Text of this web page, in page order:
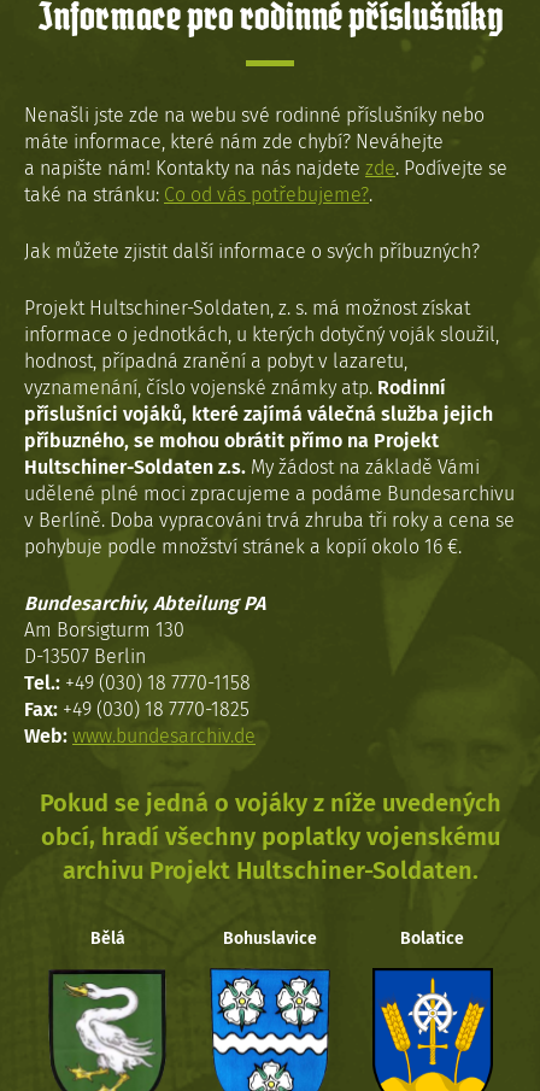
Informace pro rodinné příslušníky
Nenašli jste zde na webu své rodinné příslušníky nebo
máte informace, které nám zde chybí? Neváhejte
a napište nám! Kontakty na nás najdete zde. Podívejte se
také na stránku: Co od vás potřebujeme?.
Jak můžete zjistit další informace o svých příbuzných?
Projekt Hultschiner-Soldaten, z. s. má možnost získat
informace o jednotkách, u kterých dotyčný voják sloužil,
hodnost, případná zranění a pobyt v lazaretu,
vyznamenání, číslo vojenské známky atp. Rodinní
příslušníci vojáků, které zajímá válečná služba jejich
příbuzného, se mohou obrátit přímo na Projekt
Hultschiner-Soldaten z.s. My žádost na základě Vámi
udělené plné moci zpracujeme a podáme Bundesarchivu
v Berlíně. Doba vypracováni trvá zhruba tři roky a cena se
pohybuje podle množství stránek a kopií okolo 16 €.
Bundesarchiv, Abteilung PA
Am Borsigturm 130
D-13507 Berlin
Tel.: +49 (030) 18 7770-1158
Fax: +49 (030) 18 7770-1825
Web: www.bundesarchiv.de
Pokud se jedná o vojáky z níže uvedených
obcí, hradí všechny poplatky vojenskému
archivu Projekt Hultschiner-Soldaten.
Bělá Bohuslavice Bolatice